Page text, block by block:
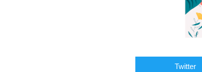
Twitter